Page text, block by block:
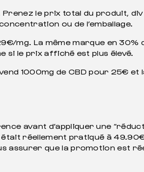
le prix total du produit,
ou de l’emballage.
mg. La même marque en
si le prix affiché est plus élevé.
1000mg de CBD pour 25€
avant d’appliquer une
réellement pratiqué à
assurer que la promotion est